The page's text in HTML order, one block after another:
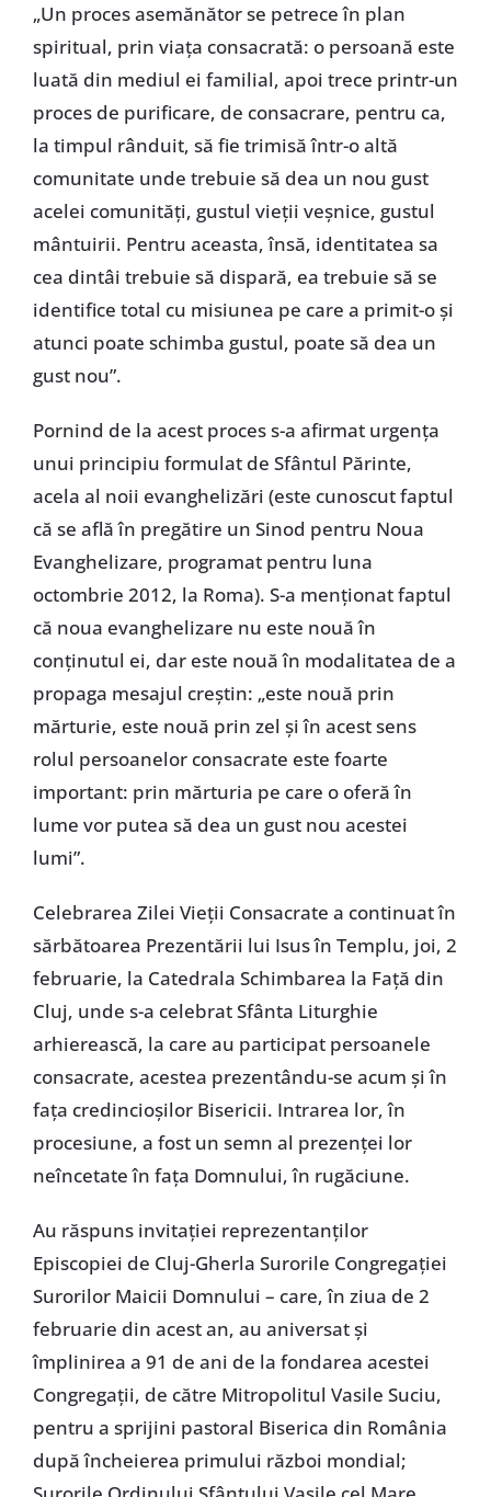
„Un proces asemănător se petrece în plan
spiritual, prin viaţa consacrată: o persoană este
luată din mediul ei familial, apoi trece printr-un
proces de purificare, de consacrare, pentru ca,
la timpul rânduit, să fie trimisă într-o altă
comunitate unde trebuie să dea un nou gust
acelei comunităţi, gustul vieţii veşnice, gustul
mântuirii. Pentru aceasta, însă, identitatea sa
cea dintâi trebuie să dispară, ea trebuie să se
identifice total cu misiunea pe care a primit-o şi
atunci poate schimba gustul, poate să dea un
gust nou”.
Pornind de la acest proces s-a afirmat urgenţa
unui principiu formulat de Sfântul Părinte,
acela al noii evanghelizări (este cunoscut faptul
că se află în pregătire un Sinod pentru Noua
Evanghelizare, programat pentru luna
octombrie 2012, la Roma). S-a menţionat faptul
că noua evanghelizare nu este nouă în
conţinutul ei, dar este nouă în modalitatea de a
propaga mesajul creştin: „este nouă prin
mărturie, este nouă prin zel şi în acest sens
rolul persoanelor consacrate este foarte
important: prin mărturia pe care o oferă în
lume vor putea să dea un gust nou acestei
lumi”.
Celebrarea Zilei Vieţii Consacrate a continuat în
sărbătoarea Prezentării lui Isus în Templu, joi, 2
februarie, la Catedrala Schimbarea la Faţă din
Cluj, unde s-a celebrat Sfânta Liturghie
arhierească, la care au participat persoanele
consacrate, acestea prezentându-se acum şi în
faţa credincioşilor Bisericii. Intrarea lor, în
procesiune, a fost un semn al prezenţei lor
neîncetate în faţa Domnului, în rugăciune.
Au răspuns invitaţiei reprezentanţilor
Episcopiei de Cluj-Gherla Surorile Congregaţiei
Surorilor Maicii Domnului – care, în ziua de 2
februarie din acest an, au aniversat şi
împlinirea a 91 de ani de la fondarea acestei
Congregaţii, de către Mitropolitul Vasile Suciu,
pentru a sprijini pastoral Biserica din România
după încheierea primului război mondial;